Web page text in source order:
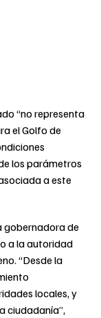
“no representa
el Golfo de
los parámetros
a este
gobernadora de
a la autoridad
“Desde la
locales, y
ciudadanía”,